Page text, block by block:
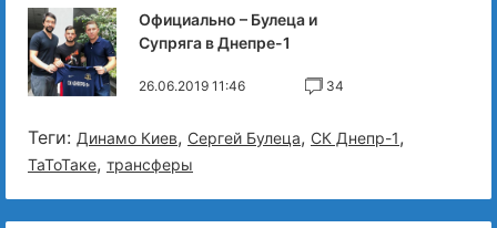
Официально – Булеца и
Супряга в Днепре-1
26.06.2019 11:46 34
Теги: Динамо Киев, Сергей Булеца, СК Днепр-1,
ТаТоТаке, трансферы